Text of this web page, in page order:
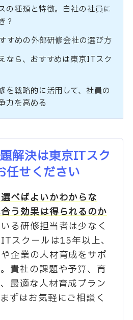
の種類と特徴。自社の社員に
？
すめの外部研修会社の選び方
なら、おすすめは東京ITスク
を戦略的に活用して、社員の
力を高める
解決は東京ITスク
任せください
べばよいかわからな
う効果は得られるのか
る研修担当者は少なく
スクールは15年以上、
企業の人材育成をサポ
貴社の課題や予算、育
最適な人材育成プラン
ずはお気軽にご相談く